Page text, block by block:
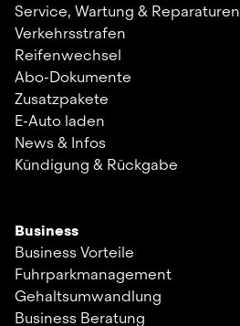
Service, Wartung & Reparaturen
Verkehrsstrafen
Reifenwechsel
Abo-Dokumente
Zusatzpakete
E-Auto laden
News & Infos
Kündigung & Rückgabe
Business
Business Vorteile
Fuhrparkmanagement
Gehaltsumwandlung
Business Beratung